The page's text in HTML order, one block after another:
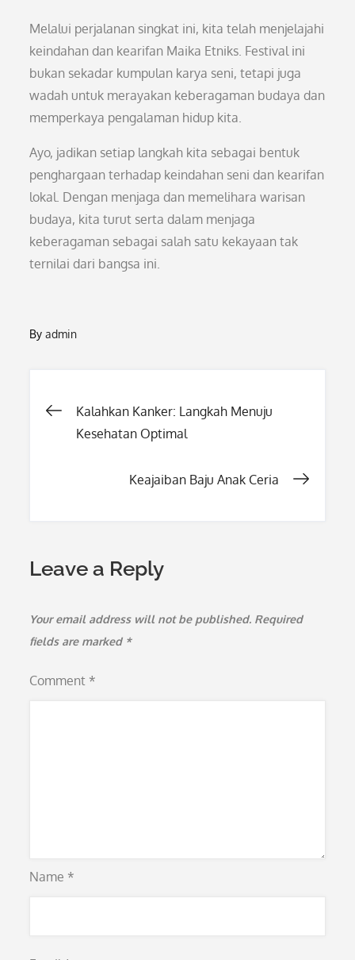
Melalui perjalanan singkat ini, kita telah menjelajahi
keindahan dan kearifan Maika Etniks. Festival ini
bukan sekadar kumpulan karya seni, tetapi juga
wadah untuk merayakan keberagaman budaya dan
memperkaya pengalaman hidup kita.
Ayo, jadikan setiap langkah kita sebagai bentuk
penghargaan terhadap keindahan seni dan kearifan
lokal. Dengan menjaga dan memelihara warisan
budaya, kita turut serta dalam menjaga
keberagaman sebagai salah satu kekayaan tak
ternilai dari bangsa ini.
Byadmin
Post
Kalahkan Kanker: Langkah Menuju
Kesehatan Optimal
Keajaiban Baju Anak Ceria
Leave a Reply
Your email address will not be published. Required
fields are marked *
Comment *
Name *